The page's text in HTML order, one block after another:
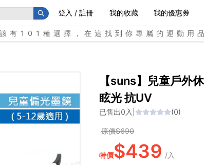
登入 / 註冊 我的收藏 我的優惠券
有101種選擇，在這找到你專屬的運動用
【suns】兒童戶外
眩光 抗UV
已售出0 入 (0)
原價$690
特價$439 /入